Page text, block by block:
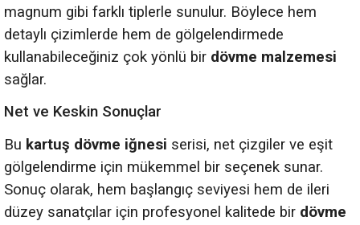
magnum gibi farklı tiplerle sunulur. Böylece hem
detaylı çizimlerde hem de gölgelendirmede
kullanabileceğiniz çok yönlü bir dövme malzemesi
sağlar.
Net ve Keskin Sonuçlar
Bu kartuş dövme iğnesi serisi, net çizgiler ve eşit
gölgelendirme için mükemmel bir seçenek sunar.
Sonuç olarak, hem başlangıç seviyesi hem de ileri
düzey sanatçılar için profesyonel kalitede bir dövme